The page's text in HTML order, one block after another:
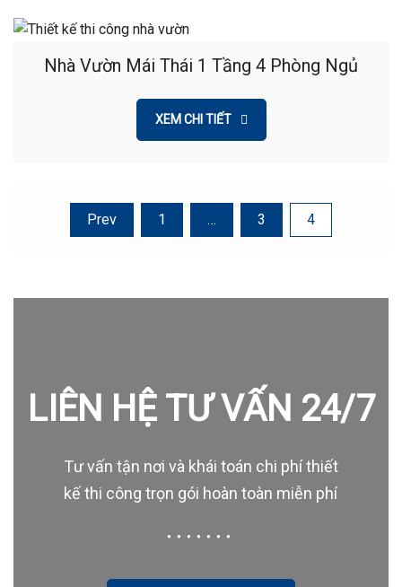
Nhà Vườn Mái Thái 1 Tầng 4 Phòng Ngủ
XEM CHI TIẾT
PostsPrev 1 … 3 4
LIÊN HỆ TƯ VẤN 24/7
Tư vấn tận nơi và khái toán chi phí thiết
kế thi công trọn gói hoàn toàn miễn phí